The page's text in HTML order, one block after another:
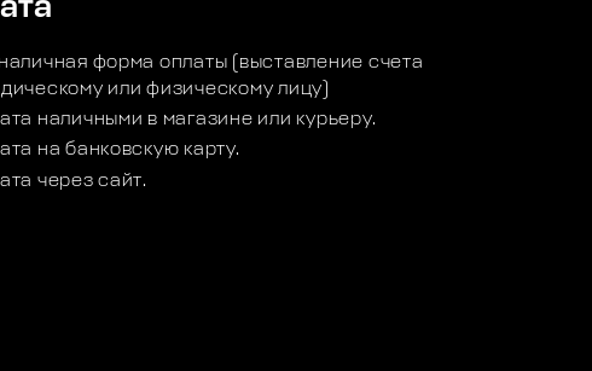
форма оплаты (выставление счета
или физическому лицу)
наличными в магазине или курьеру.
на банковскую карту.
через сайт.